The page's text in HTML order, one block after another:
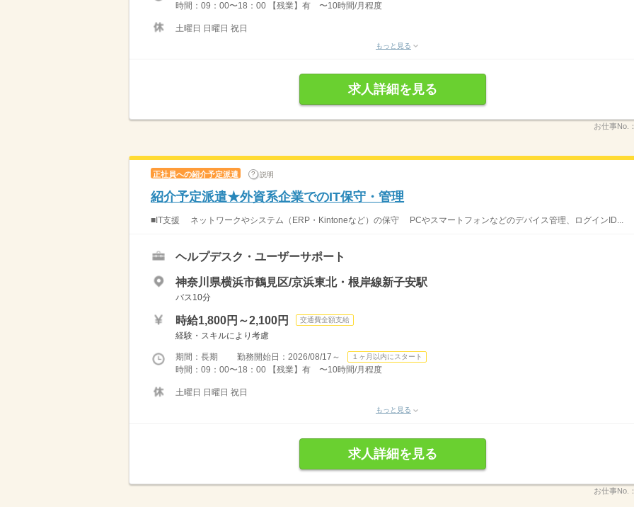
時間：09：00〜18：00 【残業】有 〜10時間/月程度
土曜日 日曜日 祝日
もっと見る
求人詳細を見る
お仕事No.
正社員への紹介予定派遣 説明
紹介予定派遣★外資系企業でのIT保守・管理
■IT支援 ネットワークやシステム（ERP・Kintoneなど）の保守 PCやスマートフォンなどのデバイス管理、ログインID...
ヘルプデスク・ユーザーサポート
神奈川県横浜市鶴見区/京浜東北・根岸線新子安駅
バス10分
時給1,800円～2,100円 交通費全額支給
経験・スキルにより考慮
期間：長期 勤務開始日：2026/08/17～ １ヶ月以内にスタート
時間：09：00〜18：00 【残業】有 〜10時間/月程度
土曜日 日曜日 祝日
もっと見る
求人詳細を見る
お仕事No.